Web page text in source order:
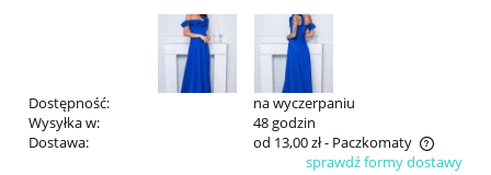
Dostępność:
na wyczerpaniu
Wysyłka w:
48 godzin
Dostawa:
od 13,00 zł- Paczkomaty
Cena nie zawiera ewentualnych kosztów płatnościsprawdź formy dostawy